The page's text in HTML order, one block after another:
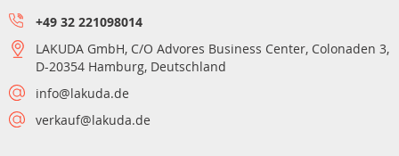
+49 32 221098014
LAKUDA GmbH, C/O Advores Business Center, Colonaden 3,
D-20354 Hamburg, Deutschland
info@lakuda.de
verkauf@lakuda.de